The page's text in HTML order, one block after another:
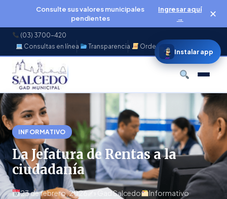
Consulte sus valores municipales
pendientes
Ingresar aquí
→
✕
(03) 3700-420
Consultas en línea
Transparencia Ordenanzas
Buscar
INFORMATIVO
La Jefatura de Rentas a la
ciudadanía
23 de febrero, 2026✍️ Gad Salcedo
Informativo
Instalar app